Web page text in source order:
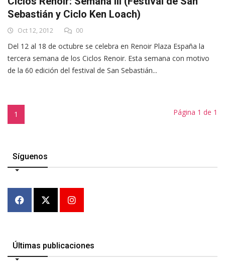
Sebastián y Ciclo Ken Loach)
Oct 12, 2012 00
Del 12 al 18 de octubre se celebra en Renoir Plaza España la
tercera semana de los Ciclos Renoir. Esta semana con motivo
de la 60 edición del festival de San Sebastián...
1 Página 1 de 1
Síguenos
Últimas publicaciones